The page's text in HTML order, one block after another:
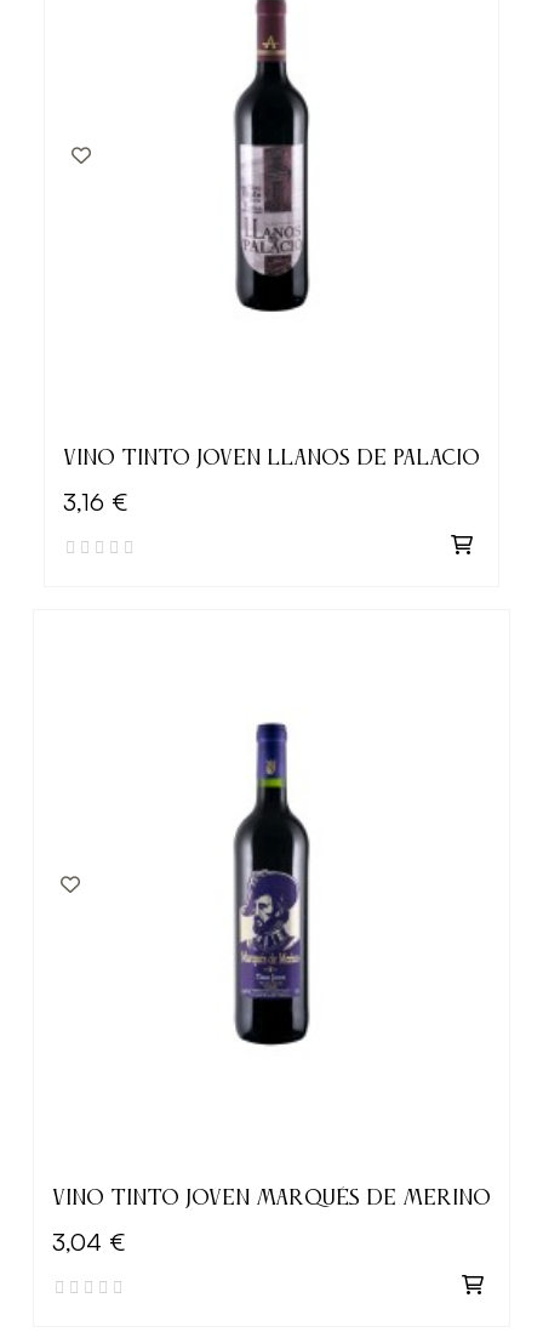
VINO TINTO JOVEN LLANOS DE PALACIO
3,16 €
VINO TINTO JOVEN MARQUÉS DE MERINO
3,04 €